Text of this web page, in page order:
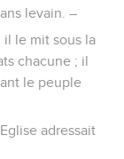
levain. –
il le mit sous la
chacune ; il
le peuple
adressait